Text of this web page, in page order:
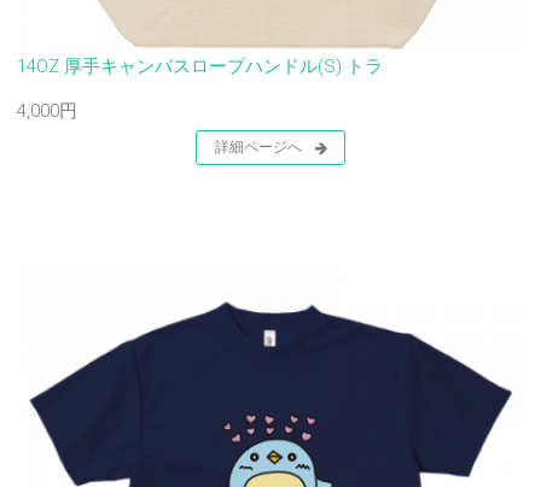
14OZ 厚手キャンバスロープハンドル(S) トラ
4,000円
詳細ページへ